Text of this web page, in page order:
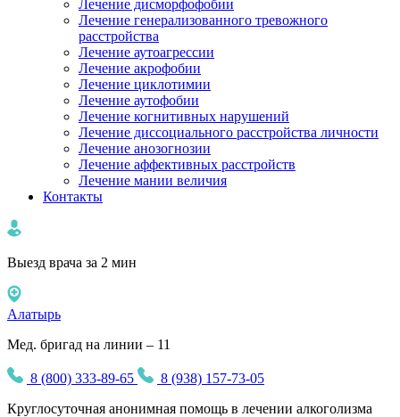
Лечение дисморфофобии
Лечение генерализованного тревожного
расстройства
Лечение аутоагрессии
Лечение акрофобии
Лечение циклотимии
Лечение аутофобии
Лечение когнитивных нарушений
Лечение диссоциального расстройства личности
Лечение анозогнозии
Лечение аффективных расстройств
Лечение мании величия
Контакты
Выезд врача за 2 мин
Алатырь
Мед. бригад на линии – 11
8 (800) 333-89-65
8 (938) 157-73-05
Круглосуточная анонимная помощь в лечении алкоголизма